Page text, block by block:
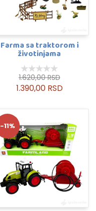
Farma sa traktorom i
životinjama
1.620,00 RSD
1.390,00 RSD
-11%